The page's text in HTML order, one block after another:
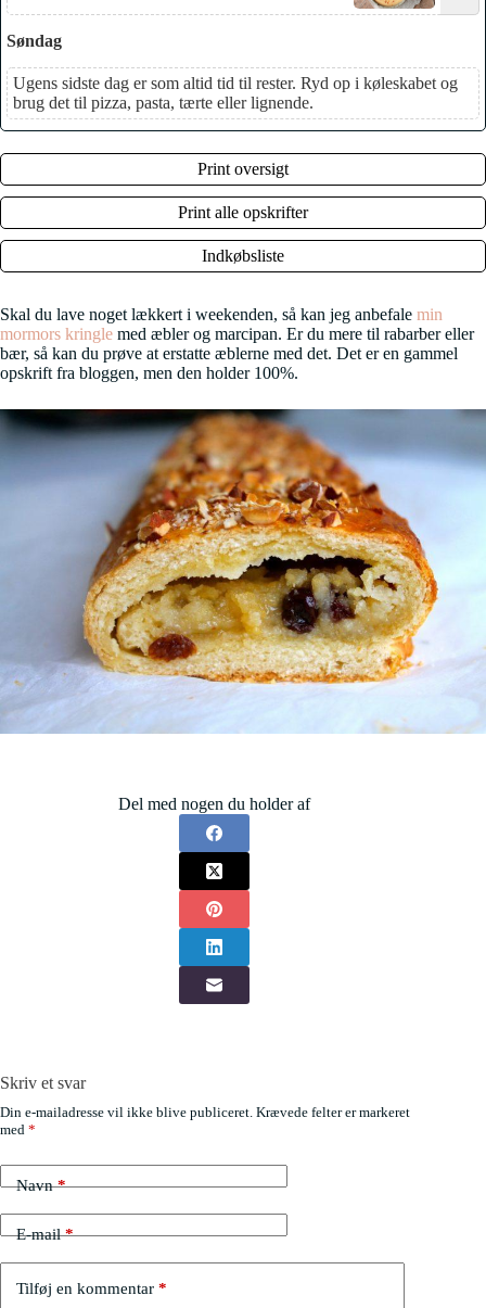
Søndag
Ugens sidste dag er som altid tid til rester. Ryd op i køleskabet og
brug det til pizza, pasta, tærte eller lignende.
Print oversigt
Print alle opskrifter
Indkøbsliste
Skal du lave noget lækkert i weekenden, så kan jeg anbefale min
mormors kringle med æbler og marcipan. Er du mere til rabarber eller
bær, så kan du prøve at erstatte æblerne med det. Det er en gammel
opskrift fra bloggen, men den holder 100%.
Del med nogen du holder af
Skriv et svar
Din e-mailadresse vil ikke blive publiceret. Krævede felter er markeret
med *
Navn*
E-mail*
Tilføj en kommentar *